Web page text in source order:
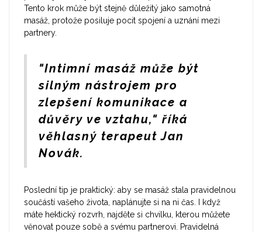
Tento krok může být stejně důležitý jako samotná
masáž, protože posiluje pocit spojení a uznání mezi
partnery.
"Intimní masáž může být
silným nástrojem pro
zlepšení komunikace a
důvěry ve vztahu," říká
věhlasný terapeut Jan
Novák.
Poslední tip je praktický: aby se masáž stala pravidelnou
součástí vašeho života, naplánujte si na ni čas. I když
máte hektický rozvrh, najděte si chvilku, kterou můžete
věnovat pouze sobě a svému partnerovi. Pravidelná